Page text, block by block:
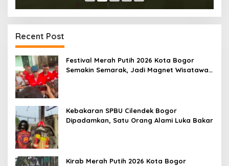
Recent Post
Festival Merah Putih 2026 Kota Bogor
Semakin Semarak, Jadi Magnet Wisatawan
Kebakaran SPBU Cilendek Bogor
Dipadamkan, Satu Orang Alami Luka Bakar
Kirab Merah Putih 2026 Kota Bogor